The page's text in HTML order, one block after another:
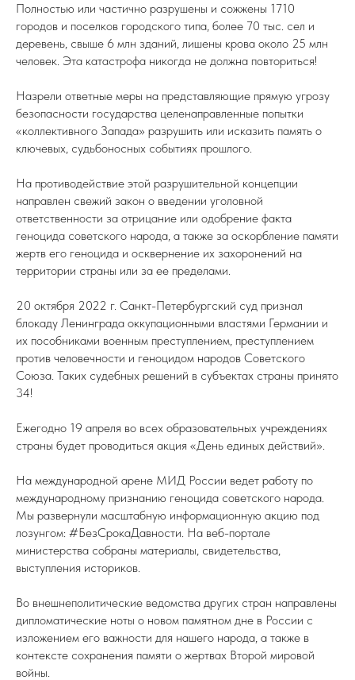
Полностью или частично разрушены и сожжены 1710
городов и поселков городского типа, более 70 тыс. сел и
деревень, свыше 6 млн зданий, лишены крова около 25 млн
человек. Эта катастрофа никогда не должна повториться!
Назрели ответные меры на представляющие прямую угрозу
безопасности государства целенаправленные попытки
«коллективного Запада» разрушить или исказить память о
ключевых, судьбоносных событиях прошлого.
На противодействие этой разрушительной концепции
направлен свежий закон о введении уголовной
ответственности за отрицание или одобрение факта
геноцида советского народа, а также за оскорбление памяти
жертв его геноцида и осквернение их захоронений на
территории страны или за ее пределами.
20 октября 2022 г. Санкт-Петербургский суд признал
блокаду Ленинграда оккупационными властями Германии и
их пособниками военным преступлением, преступлением
против человечности и геноцидом народов Советского
Союза. Таких судебных решений в субъектах страны принято
34!
Ежегодно 19 апреля во всех образовательных учреждениях
страны будет проводиться акция «День единых действий».
На международной арене МИД России ведет работу по
международному признанию геноцида советского народа.
Мы развернули масштабную информационную акцию под
лозунгом: #БезСрокаДавности. На веб-портале
министерства собраны материалы, свидетельства,
выступления историков.
Во внешнеполитические ведомства других стран направлены
дипломатические ноты о новом памятном дне в России с
изложением его важности для нашего народа, а также в
контексте сохранения памяти о жертвах Второй мировой
войны.